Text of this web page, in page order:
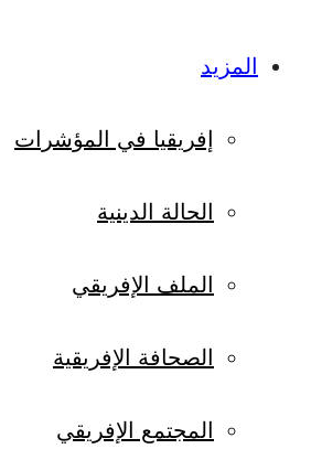
المزيد
إفريقيا في المؤشرات
الحالة الدينية
الملف الإفريقي
الصحافة الإفريقية
المجتمع الإفريقي